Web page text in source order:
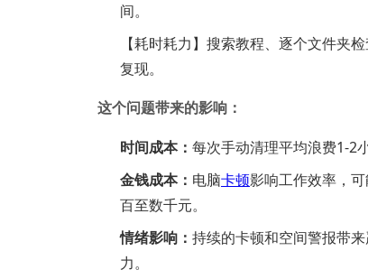
间。
【耗时耗力】搜索教程、逐个文件夹
复现。
这个问题带来的影响：
时间成本： 每次手动清理平均浪费1-2
金钱成本： 电脑卡顿影响工作效率，
百至数千元。
情绪影响： 持续的卡顿和空间警报带
力。